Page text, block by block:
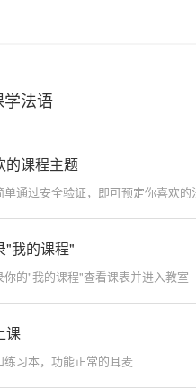
法语
的课程主题
单通过安全验证，即可预定你喜欢的
"我的课程"
你的"我的课程"查看课表并进入教室
课
练习本，功能正常的耳麦